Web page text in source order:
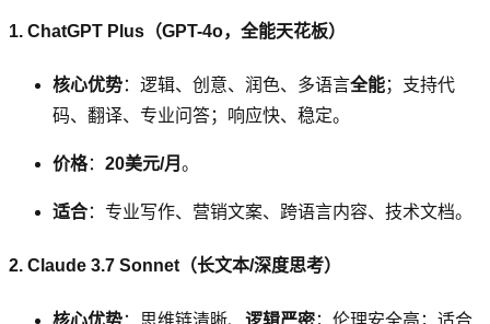
1. ChatGPT Plus（GPT-4o，全能天花板）
核心优势：逻辑、创意、润色、多语言全能；支持代
码、翻译、专业问答；响应快、稳定。
价格： 20美元/月 。
适合：专业写作、营销文案、跨语言内容、技术文档。
2. Claude 3.7 Sonnet（长文本/深度思考）
核心优势：思维链清晰、 逻辑严密；伦理安全高；适合